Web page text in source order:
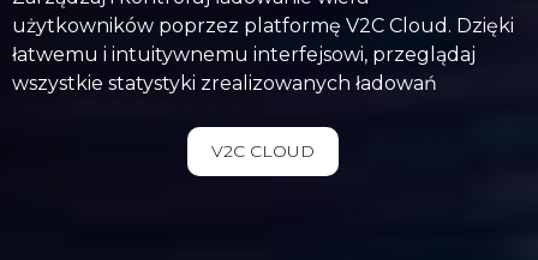
użytkowników poprzez platformę V2C Cloud. Dzięki
łatwemu i intuitywnemu interfejsowi, przeglądaj
wszystkie statystyki zrealizowanych ładowań
V2C CLOUD